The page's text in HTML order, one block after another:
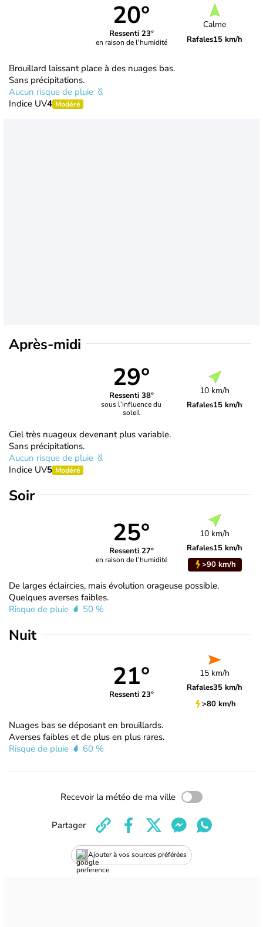
20°
Ressenti 23°
en raison de l'humidité
Calme
Rafales15 km/h
Brouillard laissant place à des nuages bas.
Sans précipitations.
Aucun risque de pluie
Indice UV4 Modéré
Après-midi
29°
Ressenti 38°
sous l’influence du
soleil
10 km/h
Rafales15 km/h
Ciel très nuageux devenant plus variable.
Sans précipitations.
Aucun risque de pluie
Indice UV5 Modéré
Soir
25°
Ressenti 27°
en raison de l'humidité
10 km/h
Rafales15 km/h
>90 km/h
De larges éclaircies, mais évolution orageuse possible.
Quelques averses faibles.
Risque de pluie
50 %
Nuit
21°
Ressenti 23°
15 km/h
Rafales35 km/h
>80 km/h
Nuages bas se déposant en brouillards.
Averses faibles et de plus en plus rares.
Risque de pluie
60 %
Recevoir la météo de ma ville
Ajouter à vos sources préférées
Partager